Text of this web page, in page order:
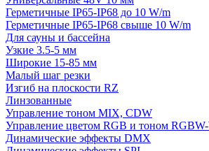
Герметичные IP65-IP68 до 10 W/m
Герметичные IP65-IP68 свыше 10 W/m
Для сауны и бассейна
Узкие 3.5-5 мм
Широкие 15-85 мм
Малый шаг резки
Изгиб на плоскости RZ
Линзованные
Управление тоном MIX, CDW
Управление цветом RGB и тоном
Динамические эффекты DMX